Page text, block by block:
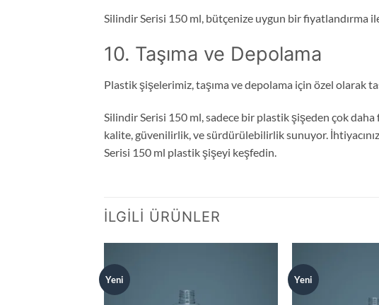
Silindir Serisi 150 ml, bütçenize uygun bir fiyatlandırma
10. Taşıma ve Depolama
Plastik şişelerimiz, taşıma ve depolama için özel olarak
Silindir Serisi 150 ml, sadece bir plastik şişeden çok
kalite, güvenilirlik, ve sürdürülebilirlik sunuyor.
Serisi 150 ml plastik şişeyi keşfedin.
İLGILI ÜRÜNLER
Yeni Yeni